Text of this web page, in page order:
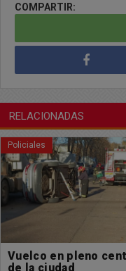
COMPARTIR:
RELACIONADAS
Policiales
Grave accidente en
autovía de Chacabuco